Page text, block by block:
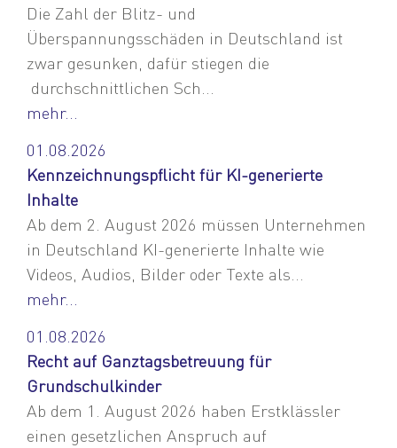
Die Zahl der Blitz- und
Überspannungsschäden in Deutschland ist
zwar gesunken, dafür stiegen die
durchschnittlichen Sch...
mehr...
01.08.2026
Kennzeichnungspflicht für KI-generierte
Inhalte
Ab dem 2. August 2026 müssen Unternehmen
in Deutschland KI-generierte Inhalte wie
Videos, Audios, Bilder oder Texte als...
mehr...
01.08.2026
Recht auf Ganztagsbetreuung für
Grundschulkinder
Ab dem 1. August 2026 haben Erstklässler
einen gesetzlichen Anspruch auf